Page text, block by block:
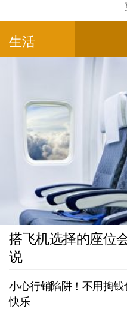
生活
搭飞机选择的座位
说
小心行销陷阱！不用掏钱
快乐